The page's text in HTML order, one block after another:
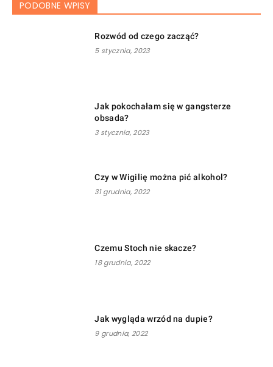
PODOBNE WPISY
Rozwód od czego zacząć?
5 stycznia, 2023
Jak pokochałam się w gangsterze
obsada?
3 stycznia, 2023
Czy w Wigilię można pić alkohol?
31 grudnia, 2022
Czemu Stoch nie skacze?
18 grudnia, 2022
Jak wygląda wrzód na dupie?
9 grudnia, 2022